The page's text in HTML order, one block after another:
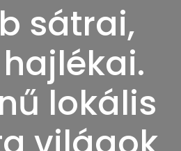
sátrai,
lokális